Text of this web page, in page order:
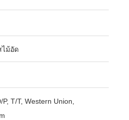
ไม้อัด
P, T/T, Western Union,